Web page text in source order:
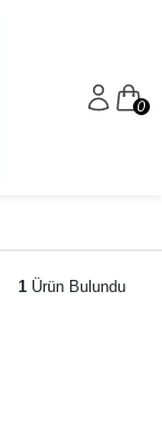
0
1 Ürün Bulundu